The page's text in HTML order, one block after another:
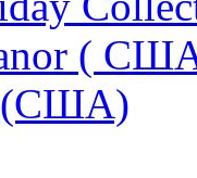
(
(США)